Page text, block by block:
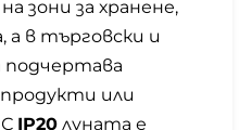
зони за хранене,
а в търговски и
подчертава
или
IP20 луната е